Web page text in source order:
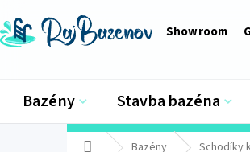
na
obsah
Showroom
Bazény Stavba bazéna
DomovBazény Schodíky